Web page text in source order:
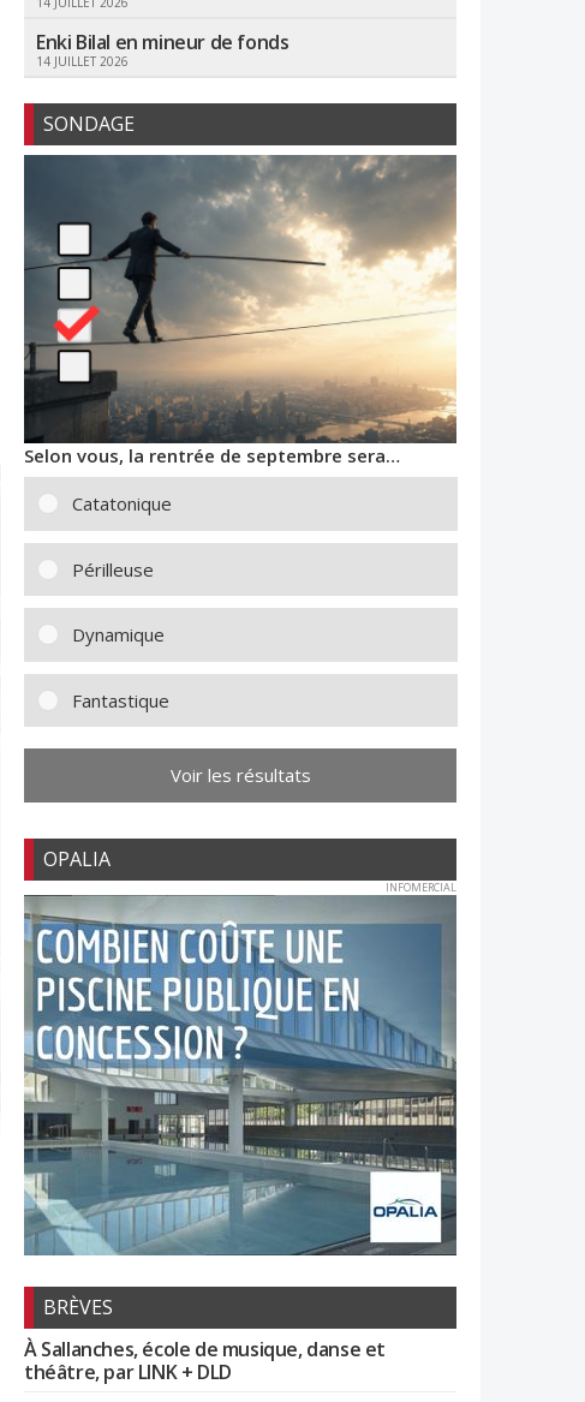
Enki Bilal en mineur de fonds
14 JUILLET 2026
SONDAGE
Selon vous, la rentrée de septembre sera…
Catatonique
Périlleuse
Dynamique
Fantastique
Voir les résultats
OPALIA
INFOMERCIAL
BRÈVES
À Sallanches, école de musique, danse et
théâtre, par LINK + DLD